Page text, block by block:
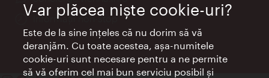
Informații non-stop
V-ar plăcea nişte cookie-uri?
Este de la sine înţeles că nu dorim să vă
deranjăm. Cu toate acestea, aşa-numitele
cookie-uri sunt necesare pentru a ne permite
să vă oferim cel mai bun serviciu posibil şi